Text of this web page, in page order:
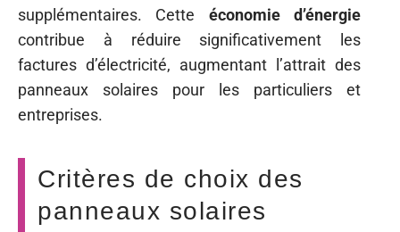
supplémentaires. Cette économie d’énergie
contribue à réduire significativement les
factures d’électricité, augmentant l’attrait des
panneaux solaires pour les particuliers et
entreprises.
Critères de choix des
panneaux solaires